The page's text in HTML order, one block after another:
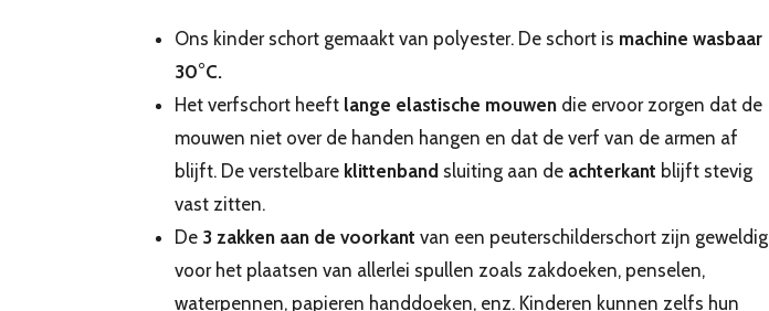
Ons kinder schort gemaakt van polyester. De schort is machine wasbaar
30°C.
Het verfschort heeft lange elastische mouwen die ervoor zorgen dat de
mouwen niet over de handen hangen en dat de verf van de armen af ​​
blijft. De verstelbare klittenband sluiting aan de achterkant blijft stevig
vast zitten.
De 3 zakken aan de voorkant van een peuterschilderschort zijn geweldig
voor het plaatsen van allerlei spullen zoals zakdoeken, penselen,
waterpennen, papieren handdoeken, enz. Kinderen kunnen zelfs hun